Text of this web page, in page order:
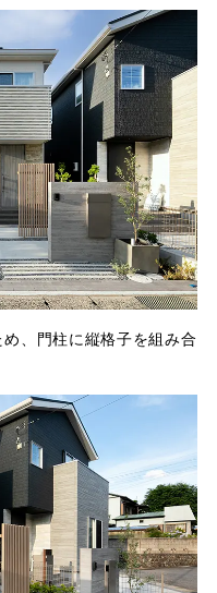
、門柱に縦格子を組み合